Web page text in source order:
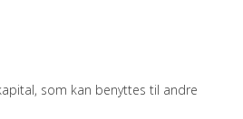
som kan benyttes til andre